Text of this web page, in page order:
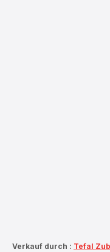
Verkauf durch : Tefal